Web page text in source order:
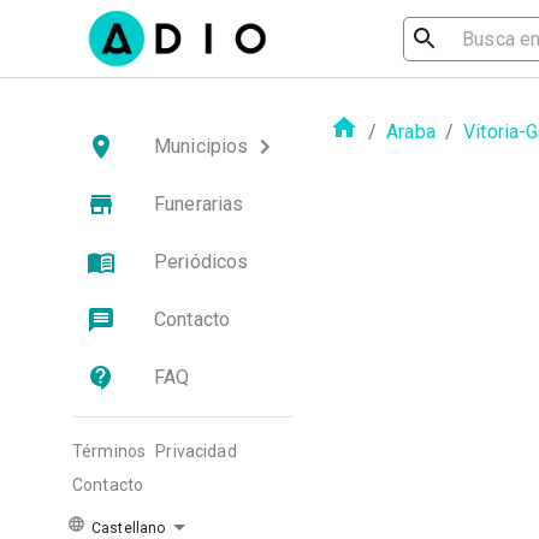
Municipios
Funerarias
Periódicos
Contacto
FAQ
Términos
Privacidad
Contacto
Castellano
/ Araba / Vitoria-